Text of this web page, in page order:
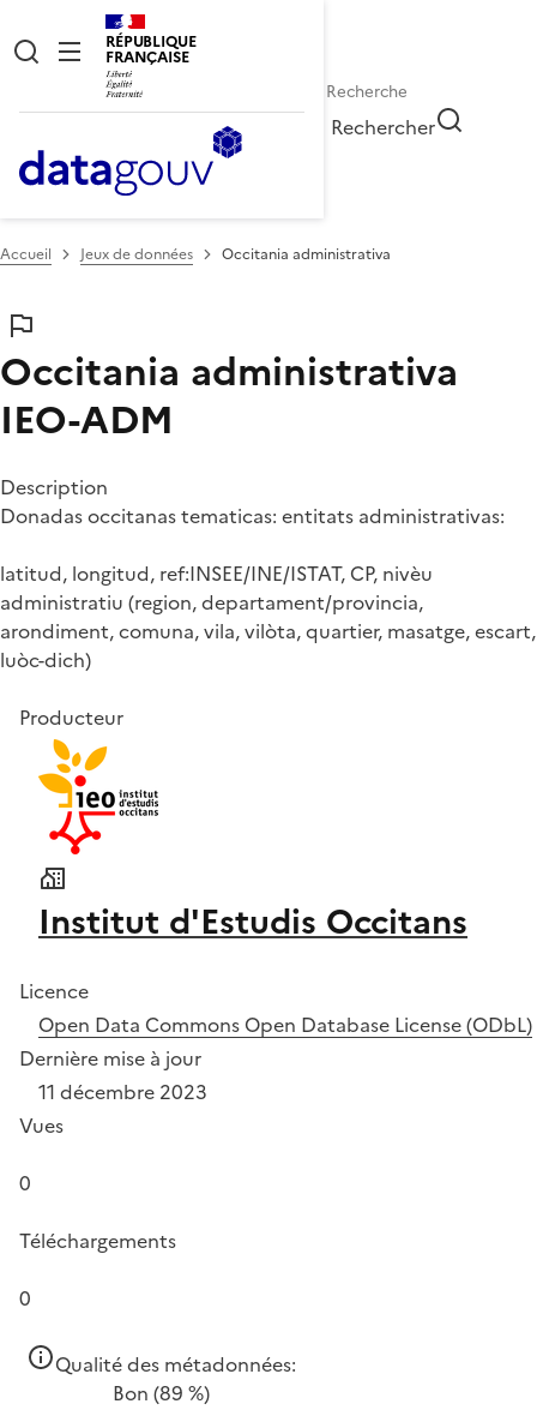
RÉPUBLIQUE
FRANÇAISE
Rechercher
Accueil Jeux de données Occitania administrativa
Occitania administrativa
IEO-ADM
Description
Donadas occitanas tematicas: entitats administrativas:
latitud, longitud, ref:INSEE/INE/ISTAT, CP, nivèu
administratiu (region, departament/provincia,
arondiment, comuna, vila, vilòta, quartier, masatge, escart,
luòc-dich)
Producteur
Institut d'Estudis Occitans
Licence
Open Data Commons Open Database License (ODbL)
Dernière mise à jour
11 décembre 2023
Vues
0
Téléchargements
0
Qualité des métadonnées:
Bon (89 %)